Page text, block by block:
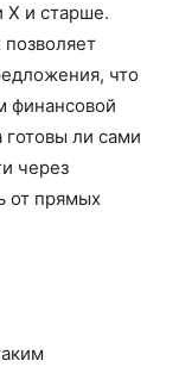
X и старше.
что
финансовой
готовы ли сами
через
от прямых